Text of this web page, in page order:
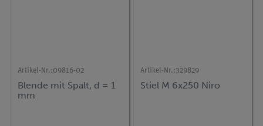
Artikel-Nr.:09816-02
Blende mit Spalt, d = 1
mm
Artikel-Nr.:329829
Stiel M 6x250 Niro